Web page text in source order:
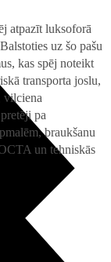
atpazīt luksoforā
uz šo pašu
kas spēj noteikt
transporta joslu,
vilciena
pa
braukšanu
un tehniskās